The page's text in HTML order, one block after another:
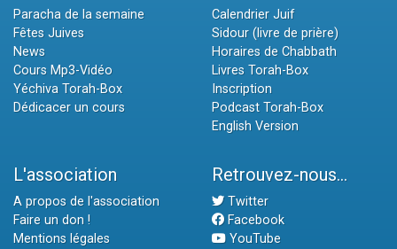
Paracha de la semaine
Fêtes Juives
News
Cours Mp3-Vidéo
Yéchiva Torah-Box
Dédicacer un cours
Calendrier Juif
Sidour (livre de prière)
Horaires de Chabbath
Livres Torah-Box
Inscription
Podcast Torah-Box
English Version
L'association
A propos de l'association
Faire un don !
Mentions légales
Retrouvez-nous...
Twitter
Facebook
YouTube